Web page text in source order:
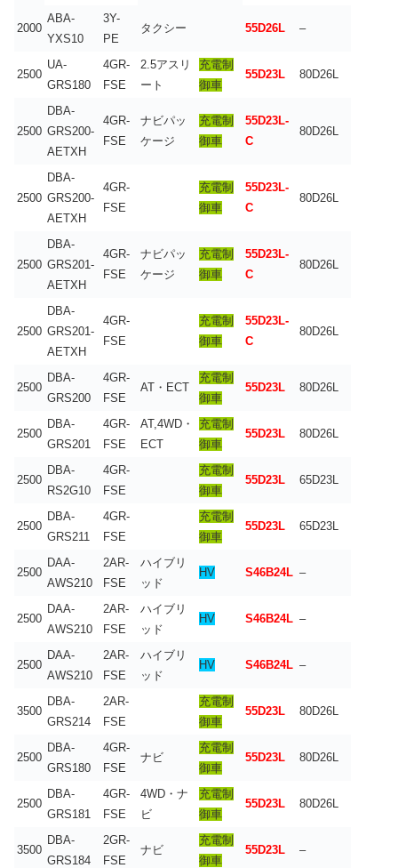
2000
ABA-
YXS10
3Y-
PE
タクシー 55D26L –
2500
UA-
GRS180
4GR-
FSE
2.5アスリ
ート
充電制
御車
55D23L 80D26L
2500
DBA-
GRS200-
AETXH
4GR-
FSE
ナビパッ
ケージ
充電制
御車
55D23L-
C
80D26L
2500
DBA-
GRS200-
AETXH
4GR-
FSE
充電制
御車
55D23L-
C
80D26L
2500
DBA-
GRS201-
AETXH
4GR-
FSE
ナビパッ
ケージ
充電制
御車
55D23L-
C
80D26L
2500
DBA-
GRS201-
AETXH
4GR-
FSE
充電制
御車
55D23L-
C
80D26L
2500
DBA-
GRS200
4GR-
FSE
AT・ECT
充電制
御車
55D23L 80D26L
2500
DBA-
GRS201
4GR-
FSE
AT,4WD・
ECT
充電制
御車
55D23L 80D26L
2500
DBA-
RS2G10
4GR-
FSE
充電制
御車
55D23L 65D23L
2500
DBA-
GRS211
4GR-
FSE
充電制
御車
55D23L 65D23L
2500
DAA-
AWS210
2AR-
FSE
ハイブリ
ッド
HV S46B24L –
2500
DAA-
AWS210
2AR-
FSE
ハイブリ
ッド
HV S46B24L –
2500
DAA-
AWS210
2AR-
FSE
ハイブリ
ッド
HV S46B24L –
3500
DBA-
GRS214
2AR-
FSE
充電制
御車
55D23L 80D26L
2500
DBA-
GRS180
4GR-
FSE
ナビ
充電制
御車
55D23L 80D26L
2500
DBA-
GRS181
4GR-
FSE
4WD・ナ
ビ
充電制
御車
55D23L 80D26L
3500
DBA-
GRS184
2GR-
FSE
ナビ
充電制
御車
55D23L –